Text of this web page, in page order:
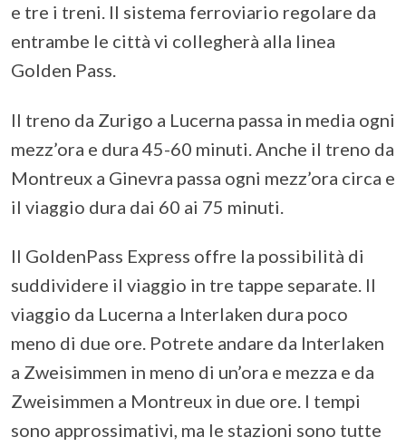
e tre i treni. Il sistema ferroviario regolare da
entrambe le città vi collegherà alla linea
Golden Pass.
Il treno da Zurigo a Lucerna passa in media ogni
mezz’ora e dura 45-60 minuti. Anche il treno da
Montreux a Ginevra passa ogni mezz’ora circa e
il viaggio dura dai 60 ai 75 minuti.
Il GoldenPass Express offre la possibilità di
suddividere il viaggio in tre tappe separate. Il
viaggio da Lucerna a Interlaken dura poco
meno di due ore. Potrete andare da Interlaken
a Zweisimmen in meno di un’ora e mezza e da
Zweisimmen a Montreux in due ore. I tempi
sono approssimativi, ma le stazioni sono tutte